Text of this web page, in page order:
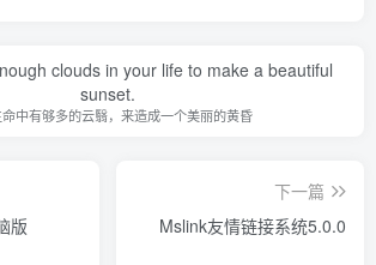
clouds in your life to make a beautiful
sunset.
中有够多的云翳，来造成一个美丽的黄昏
版
下一篇
Mslink友情链接系统5.0.0